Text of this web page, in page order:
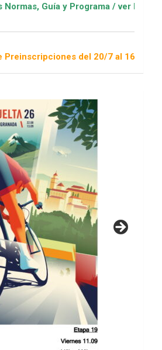
/ ver Escuelas Deportivas
20/7 al 16/8 / Sorteo 1 de